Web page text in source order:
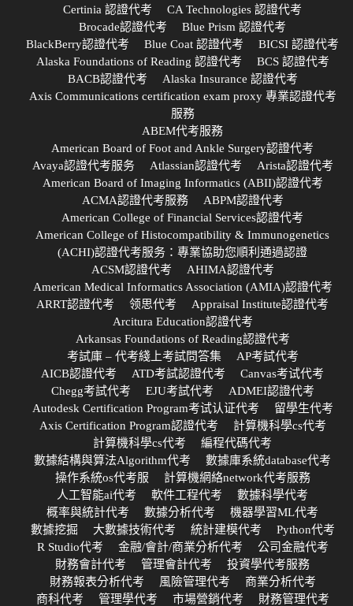
Certinia 認證代考
CA Technologies 認證代考
Brocade認證代考
Blue Prism 認證代考
BlackBerry認證代考
Blue Coat 認證代考
BICSI 認證代考
Alaska Foundations of Reading 認證代考
BCS 認證代考
BACB認證代考
Alaska Insurance 認證代考
Axis Communications certification exam proxy 專業認證代考
服務
ABEM代考服務
American Board of Foot and Ankle Surgery認證代考
Avaya認證代考服务
Atlassian認證代考
Arista認證代考
American Board of Imaging Informatics (ABII)認證代考
ACMA認證代考服務
ABPM認證代考
American College of Financial Services認證代考
American College of Histocompatibility & Immunogenetics
(ACHI)認證代考服务：專業協助您順利通過認證
ACSM認證代考
AHIMA認證代考
American Medical Informatics Association (AMIA)認證代考
ARRT認證代考
领思代考
Appraisal Institute認證代考
Arcitura Education認證代考
Arkansas Foundations of Reading認證代考
考試庫 – 代考綫上考試問答集
AP考試代考
AICB認證代考
ATD考試認證代考
Canvas考试代考
Chegg考試代考
EJU考試代考
ADMEI認證代考
Autodesk Certification Program考试认证代考
留學生代考
Axis Certification Program認證代考
計算機科學cs代考
計算機科學cs代考
編程代碼代考
數據結構與算法Algorithm代考
數據庫系統database代考
操作系統os代考服
計算機網絡network代考服務
人工智能ai代考
軟件工程代考
數據科學代考
概率與統計代考
數據分析代考
機器學習ML代考
數據挖掘
大數據技術代考 統計建模代考
Python代考
R Studio代考
金融/會計/商業分析代考
公司金融代考
財務會計代考
管理會計代考
投資學代考服務
財務報表分析代考
風險管理代考
商業分析代考
商科代考
管理學代考 市場營銷代考 財務管理代考